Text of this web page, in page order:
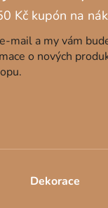
mail a my vám
o nových
Dekorace